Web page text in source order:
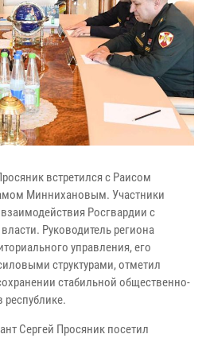
встретился с Раисом
Миннихановым. Участники
Росгвардии с
Руководитель региона
управления, его
структурами, отметил
стабильной общественно-
республике.
Сергей Просяник посетил